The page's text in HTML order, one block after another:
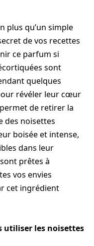
plus qu’un simple
de vos recettes
ce parfum si
sont
quelques
révéler leur cœur
de retirer la
des noisettes
boisée et intense,
dans leur
prêtes à
vos envies
cet ingrédient
utiliser les noisettes